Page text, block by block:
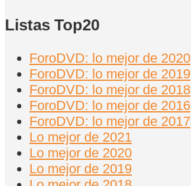
Listas Top20
ForoDVD: lo mejor de 2020
ForoDVD: lo mejor de 2019
ForoDVD: lo mejor de 2018
ForoDVD: lo mejor de 2016
ForoDVD: lo mejor de 2017
Lo mejor de 2021
Lo mejor de 2020
Lo mejor de 2019